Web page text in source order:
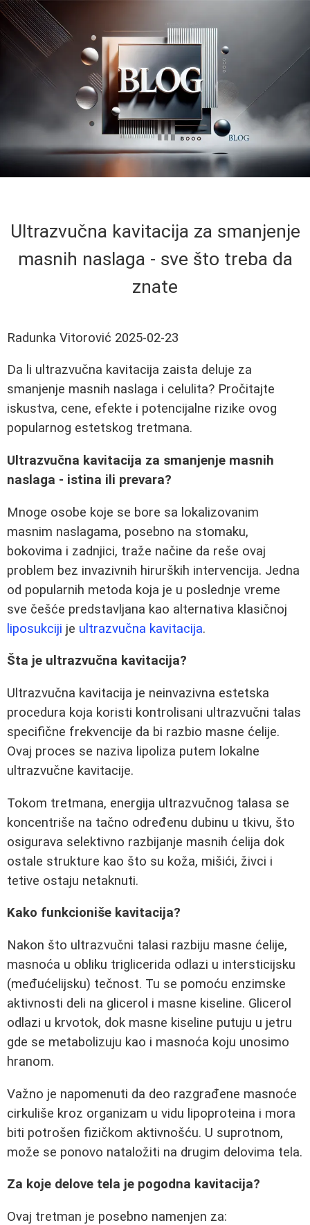
Ultrazvučna kavitacija za smanjenje
masnih naslaga - sve što treba da
znate
Radunka Vitorović 2025-02-23
Da li ultrazvučna kavitacija zaista deluje za
smanjenje masnih naslaga i celulita? Pročitajte
iskustva, cene, efekte i potencijalne rizike ovog
popularnog estetskog tretmana.
Ultrazvučna kavitacija za smanjenje masnih
naslaga - istina ili prevara?
Mnoge osobe koje se bore sa lokalizovanim
masnim naslagama, posebno na stomaku,
bokovima i zadnjici, traže načine da reše ovaj
problem bez invazivnih hirurških intervencija. Jedna
od popularnih metoda koja je u poslednje vreme
sve češće predstavljana kao alternativa klasičnoj
liposukciji je ultrazvučna kavitacija.
Šta je ultrazvučna kavitacija?
Ultrazvučna kavitacija je neinvazivna estetska
procedura koja koristi kontrolisani ultrazvučni talas
specifične frekvencije da bi razbio masne ćelije.
Ovaj proces se naziva lipoliza putem lokalne
ultrazvučne kavitacije.
Tokom tretmana, energija ultrazvučnog talasa se
koncentriše na tačno određenu dubinu u tkivu, što
osigurava selektivno razbijanje masnih ćelija dok
ostale strukture kao što su koža, mišići, živci i
tetive ostaju netaknuti.
Kako funkcioniše kavitacija?
Nakon što ultrazvučni talasi razbiju masne ćelije,
masnoća u obliku triglicerida odlazi u intersticijsku
(međućelijsku) tečnost. Tu se pomoću enzimske
aktivnosti deli na glicerol i masne kiseline. Glicerol
odlazi u krvotok, dok masne kiseline putuju u jetru
gde se metabolizuju kao i masnoća koju unosimo
hranom.
Važno je napomenuti da deo razgrađene masnoće
cirkuliše kroz organizam u vidu lipoproteina i mora
biti potrošen fizičkom aktivnošću. U suprotnom,
može se ponovo nataložiti na drugim delovima tela.
Za koje delove tela je pogodna kavitacija?
Ovaj tretman je posebno namenjen za: